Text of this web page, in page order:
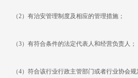
（2）有治安管理制度及相应的管理措施；
（3）有符合条件的法定代表人和经营负责人；
（4）符合该行业行政主管部门或者行业协会规